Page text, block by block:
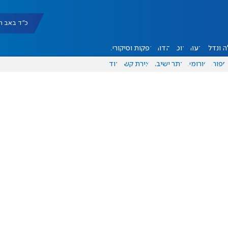
כ"ד באב תשפ"ו
ונדל"ן דעות אוכל יהדות הפקות וסיקורים
ספורט פורומים אתר ישיבה יצירת קשר עוד